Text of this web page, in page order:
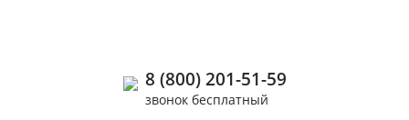
8 (800) 201-51-59
звонок бесплатный